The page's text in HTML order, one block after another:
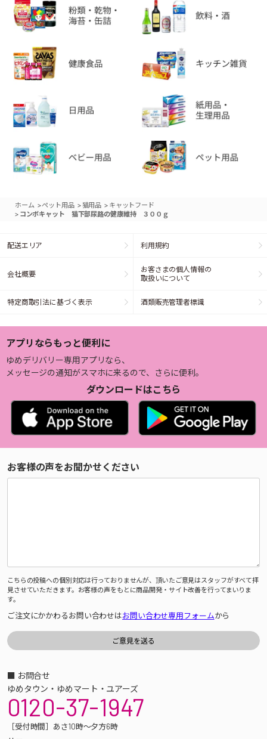
ホーム >ペット用品 >猫用品 > キャットフード
> コンボキャット 猫下部尿路の健康維持 ３００ｇ
配送エリア 利用規約
会社概要
お客さまの個人情報の
取扱いについて
特定商取引法に基づく表示 酒類販売管理者標識
アプリならもっと便利に
ゆめデリバリー専用アプリなら、
メッセージの通知がスマホに来るので、さらに便利。
ダウンロードはこちら
お客様の声をお聞かせください
こちらの投稿への個別対応は行っておりませんが、頂いたご意見はスタッフがすべて拝
見させていただきます。お客様の声をもとに商品開発・サイト改善を行ってまいりま
す。
ご注文にかかわるお問い合わせはお問い合わせ専用フォームから
■ お問合せ
ゆめタウン・ゆめマート・ユアーズ
0120-37-1947
［受付時間］あさ10時～夕方6時